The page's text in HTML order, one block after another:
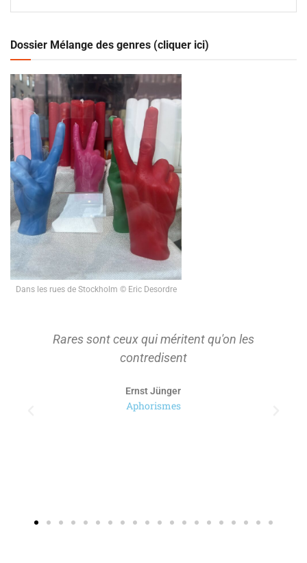
Dossier Mélange des genres (cliquer ici)
Dans les rues de Stockholm © Eric Desordre
Rares sont ceux qui méritent qu'on les
contredisent
Ernst Jünger
Aphorismes